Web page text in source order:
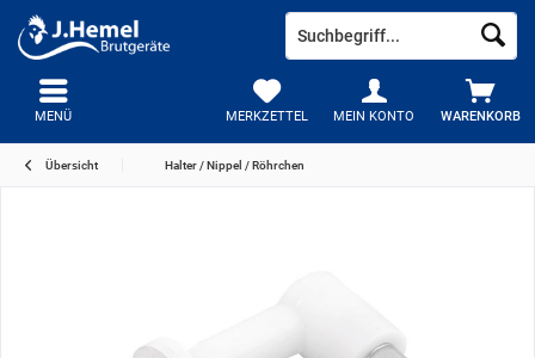
WARENKORB
MERKZETTEL MEIN KONTO
MENÜ
Übersicht Halter / Nippel / Röhrchen